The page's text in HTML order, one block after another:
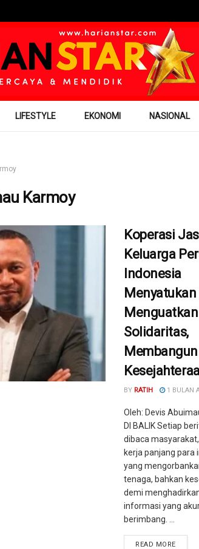
LIFESTYLE EKONOMI NASIONAL
Karmoy
Koperasi
Keluarga
Indonesia
Menyatukan
Menguatkan
Solidaritas,
Membangun
BY RATIH 1 BULAN
Oleh: Devis
DI BALIK Setiap
dibaca
kerja panjang para
yang
tenaga, bahkan
demi
informasi yang
berimbang. ...
READ MORE